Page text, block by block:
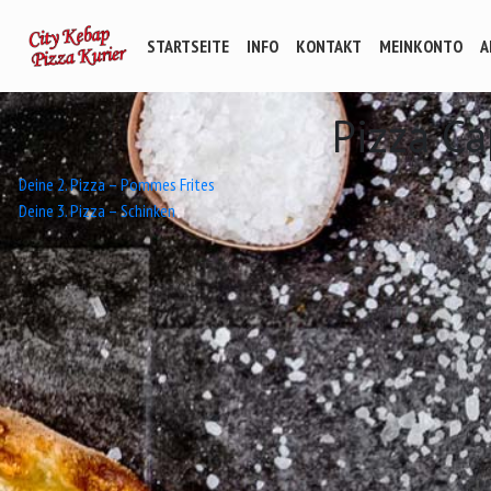
STARTSEITE INFO KONTAKT MEINKONTO
Pizza
Beitrags-
Navigation
Deine 2. Pizza – Pommes Frites
Deine 3. Pizza – Schinken